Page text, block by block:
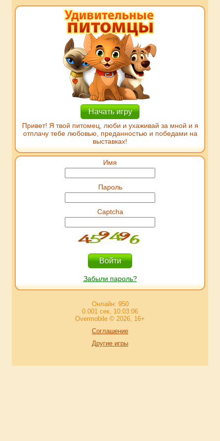
Начать игру
Привет! Я твой питомец, люби и ухаживай за мной и я
отплачу тебе любовью, преданностью и победами на
выставках!
Имя
Пароль
Captcha
Забыли пароль?
Онлайн: 950
0.001 сек, 10:03:06
Overmobile © 2026, 16+
Соглашение
Другие игры